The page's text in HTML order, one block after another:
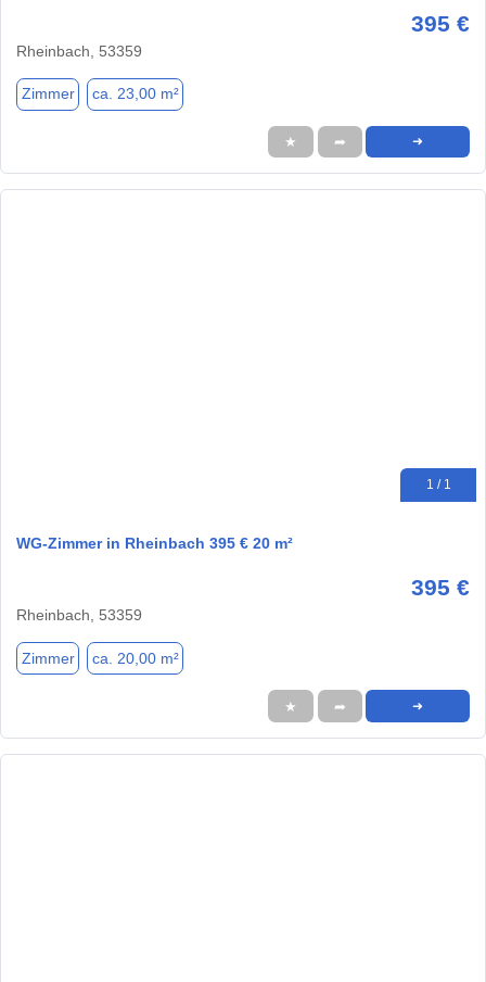
395 €
Rheinbach, 53359
Zimmer ca. 23,00 m²
★ ➦ ➜
1 / 1
WG-Zimmer in Rheinbach 395 € 20 m²
395 €
Rheinbach, 53359
Zimmer ca. 20,00 m²
★ ➦ ➜